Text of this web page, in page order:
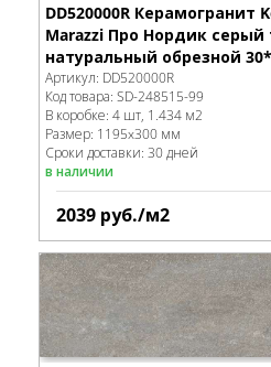
DD520000R Керамогранит
Marazzi Про Нордик
натуральный обрезной
Артикул: DD520000R
Код товара: SD-248515-99
В коробке: 4 шт, 1.434 м2
Размер: 1195x300 мм
Сроки доставки: 30 дней
в наличии
2039 руб./м2